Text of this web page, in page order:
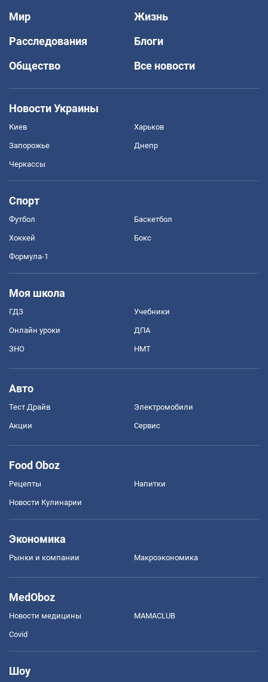
Мир
Жизнь
Расследования
Блоги
Общество
Все новости
Новости Украины
Киев Харьков
Запорожье Днепр
Черкассы
Спорт
Футбол Баскетбол
Хоккей Бокс
Формула-1
Моя школа
ГДЗ Учебники
Онлайн уроки ДПА
ЗНО НМТ
Авто
Тест Драйв Электромобили
Акции Сервис
Food Oboz
Рецепты Напитки
Новости Кулинарии
Экономика
Рынки и компании Mакроэкономика
MedOboz
Новости медицины MAMACLUB
Covid
Шоу